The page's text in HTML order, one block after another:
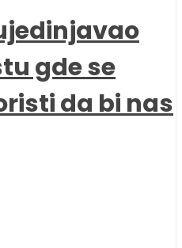
gde se
da bi nas